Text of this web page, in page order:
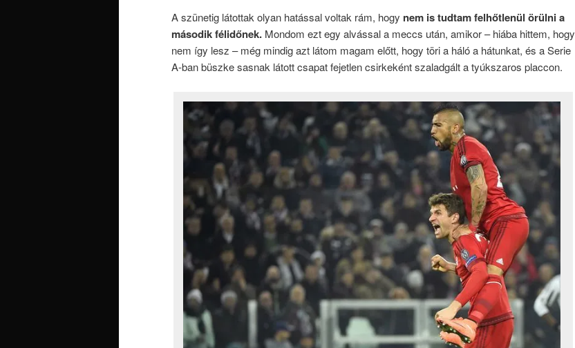
A szünetig látottak olyan hatással voltak rám, hogy nem is tudtam felhőtlenül örülni a
második félidőnek. Mondom ezt egy alvással a meccs után, amikor – hiába hittem, hogy
nem így lesz – még mindig azt látom magam előtt, hogy töri a háló a hátunkat, és a Serie
A-ban büszke sasnak látott csapat fejetlen csirkeként szaladgált a tyúkszaros placcon.